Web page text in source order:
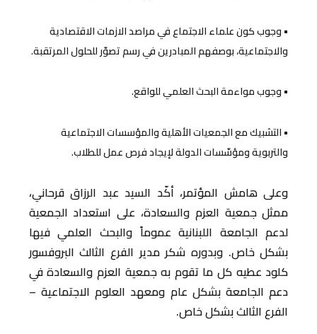
• وجوب كون علماء الاجتماع في مراصد الازمات الاقتصادية
والاجتماعية، بوصفهم المبادرين في رسم تصوّر للحلول المرتقبة.
• وجوب مواءمة البحث العلمي للواقع.
• التشبيك مع الجمعيات الأهلية والمؤسسات الاجتماعية
والتربوية ومؤسّسات الدولة لإيجاد فرص عمل للطلاب.
وعلى هامش المؤتمر، أكّد السيد عبد الرزاق قرحاني،
ممثل جمعية العزم والسعادة، على استعداد الجمعية
لدعم الجامعة اللبنانية عموماً والبحث العلمي فيها
بشكل خاص. وبدوره شكر مدير الفرع الثالث البروفسور
كلود عطيه كل ما تقوم به جمعية العزم والسعادة في
دعم الجامعة بشكل عام ومعهد العلوم الاجتماعية –
الفرع الثالث بشكل خاص.